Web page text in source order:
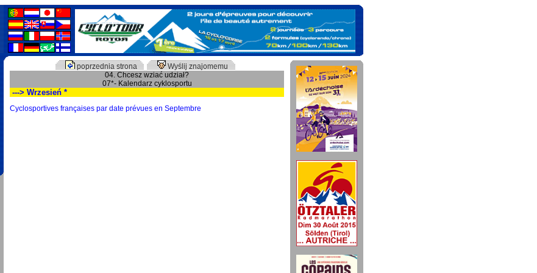
poprzednia strona
Wyślij znajomemu
04. Chcesz wziać udział?
07*- Kalendarz cyklosportu
---> Wrzesień *
Cyclosportives françaises par date prévues en Septembre